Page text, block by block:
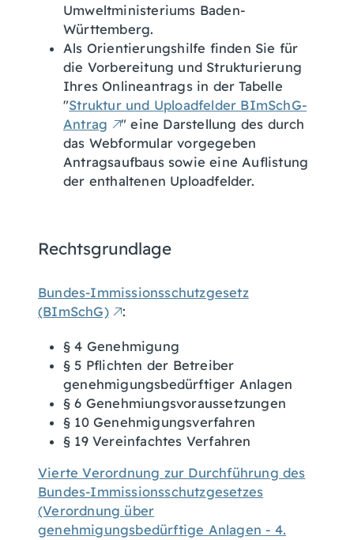
Umweltministeriums Baden-
Württemberg.
Als Orientierungshilfe finden Sie für
die Vorbereitung und Strukturierung
Ihres Onlineantrags in der Tabelle
"Struktur und Uploadfelder BImSchG-
Antrag
" eine Darstellung des durch
das Webformular vorgegeben
Antragsaufbaus sowie eine Auflistung
der enthaltenen Uploadfelder.
Rechtsgrundlage
Bundes-Immissionsschutzgesetz
(BImSchG)
:
§ 4 Genehmigung
§ 5 Pflichten der Betreiber
genehmigungsbedürftiger Anlagen
§ 6 Genehmiungsvoraussetzungen
§ 10 Genehmigungsverfahren
§ 19 Vereinfachtes Verfahren
Vierte Verordnung zur Durchführung des
Bundes-Immissionsschutzgesetzes
(Verordnung über
genehmigungsbedürftige Anlagen - 4.